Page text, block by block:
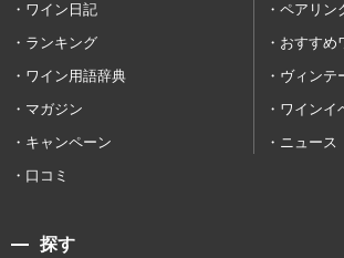
ワイン日記
ペアリン
ランキング
おすすめ
ワイン用語辞典
ヴィンテ
マガジン
ワインイ
キャンペーン
ニュース
口コミ
探す